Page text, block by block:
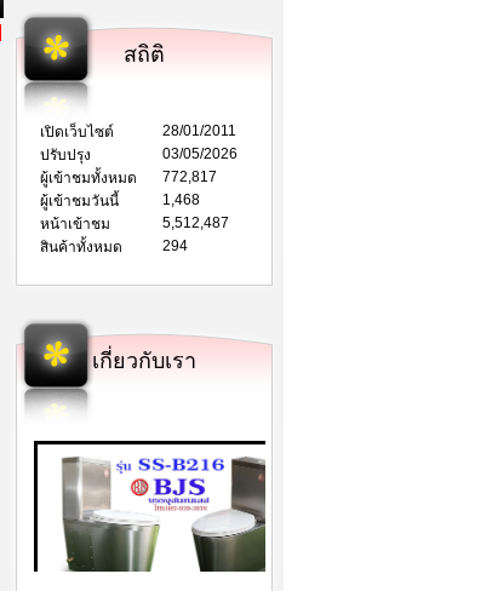
สถิติ
เปิดเว็บไซต์
28/01/2011
ปรับปรุง
03/05/2026
ผู้เข้าชมทั้งหมด
772,817
ผู้เข้าชมวันนี้
1,468
หน้าเข้าชม
5,512,487
สินค้าทั้งหมด
294
เกี่ยวกับเรา